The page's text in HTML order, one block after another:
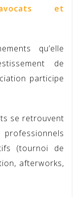
et
qu’elle
de
participe
se retrouvent
(tournoi de
afterworks,